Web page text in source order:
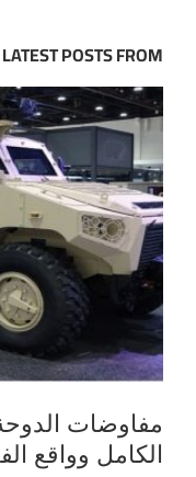
LATEST POSTS FROM
مفاوضات الدوحة
الكامل وواقع